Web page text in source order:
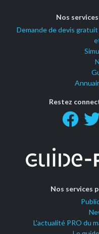
Nos
Demande de devis gratuit
Restez
Nos services
L'actualité PRO du